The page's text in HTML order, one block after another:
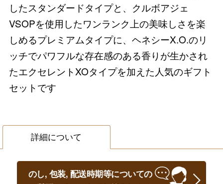
したスタンダードタイプと、クルボアジェ
VSOPを使用したワンランク上の美味しさを楽
しめるプレミアムタイプに、ヘネシーX.O.のリ
ッチでパワフルな存在感のある香りが生かされ
たエクセレントXOタイプを加えた人気のギフト
セットです
詳細について
のし, 包装, 配送時期等についての